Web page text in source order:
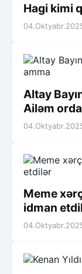
Hagi kimi
Altay
Ailəm
Meme
idman